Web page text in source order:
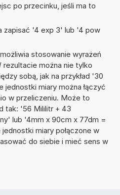
po przecinku, jeśli ma to
zapisać '4 exp 3' lub '4 pow
stosowanie wyrażeń
można nie tylko
sobą, jak na przykład '30
jednostki miary można łączyć
w przeliczeniu. Może to
tak: '56 Mililitr + 43
lub '4mm x 90cm x 77dm =
miary połączone w
do siebie i mieć sens w